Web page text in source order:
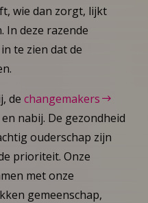
wie dan zorgt, lijkt
In deze razende
te zien dat de
de changemakers
nabij. De gezondheid
ouderschap zijn
prioriteit. Onze
met onze
gemeenschap,